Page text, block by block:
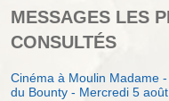
MESSAGES LES
CONSULTÉS
Cinéma à Moulin Madame
du Bounty - Mercredi 5